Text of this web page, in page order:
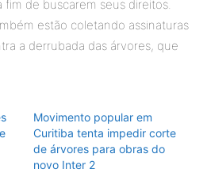
fim de buscarem seus direitos.
estão coletando assinaturas
a derrubada das árvores, que
Movimento popular em
Curitiba tenta impedir corte
de árvores para obras do
novo Inter 2